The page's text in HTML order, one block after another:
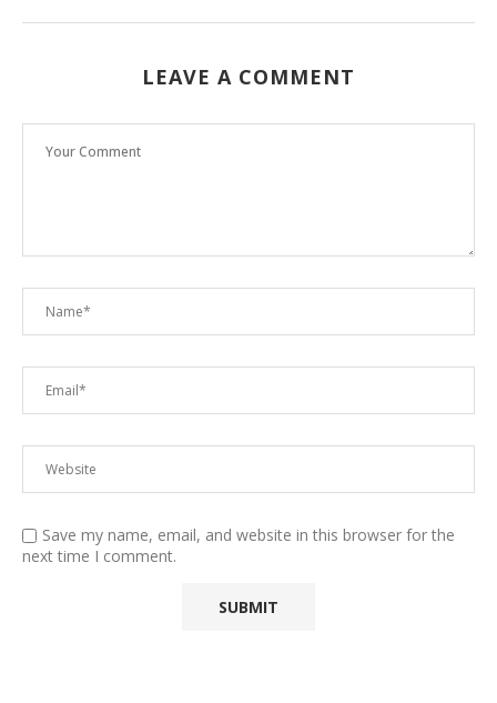
LEAVE A COMMENT
Save my name, email, and website in this browser for the
next time I comment.